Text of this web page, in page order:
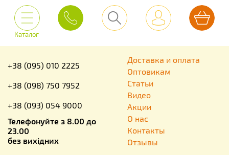
Каталог
+38 (095) 010 2225
+38 (098) 750 7952
+38 (093) 054 9000
Телефонуйте з 8.00 до
23.00
без вихідних
Доставка и оплата
Оптовикам
Статьи
Видео
Акции
О нас
Контакты
Отзывы